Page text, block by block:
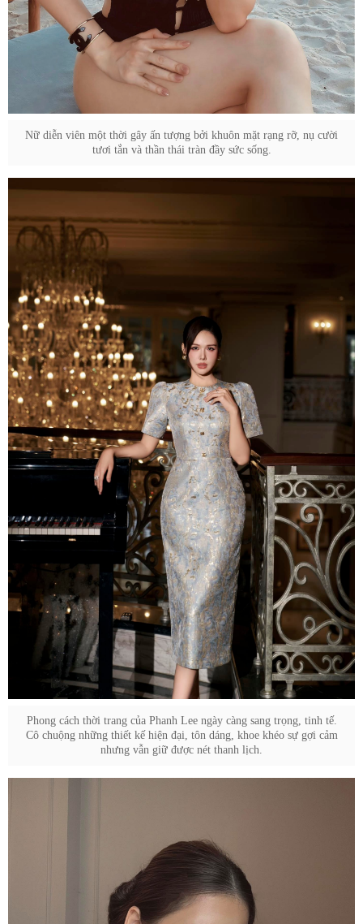
Nữ diễn viên một thời gây ấn tượng bởi khuôn mặt rạng rỡ, nụ cười
tươi tắn và thần thái tràn đầy sức sống.
Phong cách thời trang của Phanh Lee ngày càng sang trọng, tinh tế.
Cô chuộng những thiết kế hiện đại, tôn dáng, khoe khéo sự gợi cảm
nhưng vẫn giữ được nét thanh lịch.